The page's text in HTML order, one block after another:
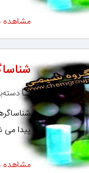
پیدا می